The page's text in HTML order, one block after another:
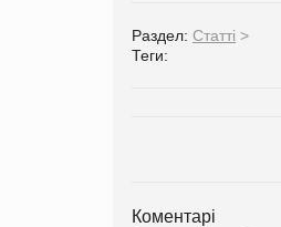
Раздел: Статті >
Теги:
Коментарі